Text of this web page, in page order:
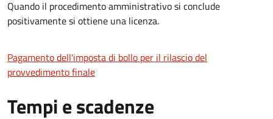
Quando il procedimento amministrativo si conclude
positivamente si ottiene una licenza.
Pagamento dell'imposta di bollo per il rilascio del
provvedimento finale
Tempi e scadenze